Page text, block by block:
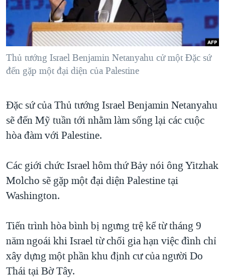
"Tìm"NGƯỜI VIỆT HẢI NGOẠI
ĐỜI SỐNG
KINH TẾ
KHOA HỌC
VĂN HOÁ
THỂ THAO
GIÁO DỤC
HÀNH TRÌNH BẦU CỬ 2024
MỘT NĂM CHIẾN TRANH TẠI DẢI GAZA
GIẢI MÃ VÀNH ĐAI & CON ĐƯỜNG
NGÀY TỊ NẠN THẾ GIỚI
GROUND ZERO – XƯA VÀ NAY
THƯỢNG ĐỈNH TRUMP-KIM TẠI VIỆT NAM
TRỊNH VĨNH BÌNH VS. CHÍNH PHỦ VIỆT NAM
NGƯ DÂN VIỆT VÀ LÀN SÓNG TRỘM HẢI SÂM
BÊN KIA QUỐC LỘ: TIẾNG VỌNG TỪ NÔNG THÔN MỸ
QUAN HỆ VIỆT MỸ
VIDEO
NGHE
MẠNG XÃ HỘI
Ngôn ngữ khác
Thủ tướng Israel Benjamin Netanyahu cử một Ðặc sứ
đến gặp một đại diện của Palestine
Đặc sứ của Thủ tướng Israel Benjamin Netanyahu
sẽ đến Mỹ tuần tới nhằm làm sống lại các cuộc
hòa đàm với Palestine.
Các giới chức Israel hôm thứ Bảy nói ông Yitzhak
Molcho sẽ gặp một đại diện Palestine tại
Washington.
Tiến trình hòa bình bị ngưng trệ kể từ tháng 9
năm ngoái khi Israel từ chối gia hạn việc đình chỉ
xây dựng một phần khu định cư của người Do
Thái tại Bờ Tây.